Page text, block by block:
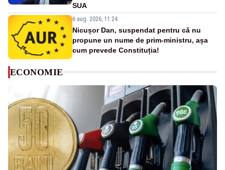
SUA
6 aug. 2026, 11:24
Nicușor Dan, suspendat pentru că nu
propune un nume de prim-ministru, așa
cum prevede Constituția!
ECONOMIE